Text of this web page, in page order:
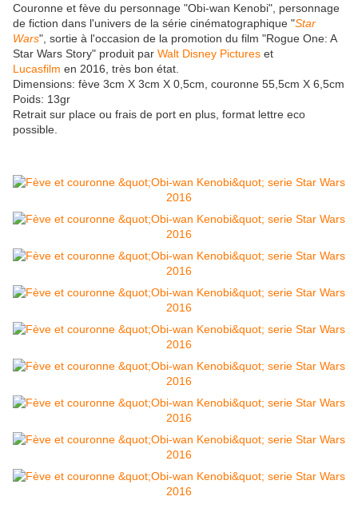
Couronne et fève du personnage "Obi-wan Kenobi", personnage
de fiction dans l'univers de la série cinématographique "Star
Wars", sortie à l'occasion de la promotion du film "Rogue One: A
Star Wars Story" produit par Walt Disney Pictures et
Lucasfilm en 2016, très bon état.
Dimensions: fève 3cm X 3cm X 0,5cm, couronne 55,5cm X 6,5cm
Poids: 13gr
Retrait sur place ou frais de port en plus, format lettre eco
possible.